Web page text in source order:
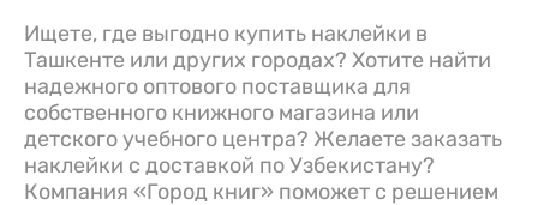
Ищете, где выгодно купить наклейки в
Ташкенте или других городах? Хотите найти
надежного оптового поставщика для
собственного книжного магазина или
детского учебного центра? Желаете заказать
наклейки с доставкой по Узбекистану?
Компания «Город книг» поможет с решением